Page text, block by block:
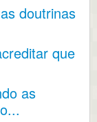
doutrinas
que
as